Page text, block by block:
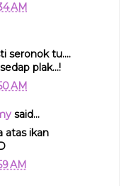
AM
seronok tu....
plak...!
AM
said...
atas ikan
AM